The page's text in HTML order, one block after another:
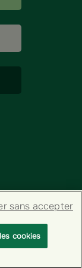
cookies
sans accepter